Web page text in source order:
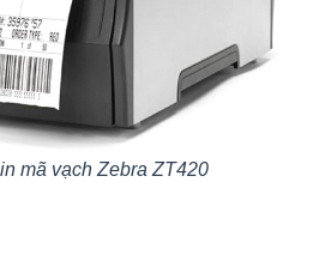
mã vạch Zebra ZT420